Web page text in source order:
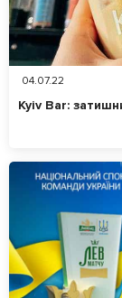
04.07.22
Kyiv Bar: